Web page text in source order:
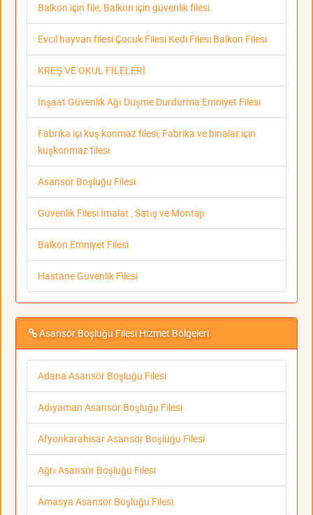
Balkon için file, Balkon için güvenlik filesi
Evcil hayvan filesi Çocuk Filesi Kedi Filesi Balkon Filesi
KREŞ VE OKUL FİLELERİ
İnşaat Güvenlik Ağı Düşme Durdurma Emniyet Filesi
Fabrika içi kuş konmaz filesi, Fabrika ve binalar için
kuşkonmaz filesi
Asansör Boşluğu Filesi
Güvenlik Filesi İmalat , Satış ve Montajı
Balkon Emniyet Filesi
Hastane Güvenlik Filesi
Asansör Boşluğu Filesi Hizmet Bölgeleri
Adana Asansör Boşluğu Filesi
Adıyaman Asansör Boşluğu Filesi
Afyonkarahisar Asansör Boşluğu Filesi
Ağrı Asansör Boşluğu Filesi
Amasya Asansör Boşluğu Filesi